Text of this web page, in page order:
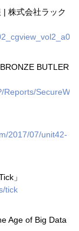
| 株式会社ラック
BUTLER
2017/07/unit42-
」
tick
Age of Big Data